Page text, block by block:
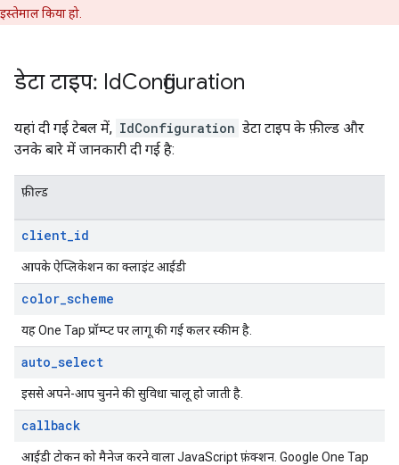
इस्तेमाल किया हो.
डेटा टाइप: IdConfiguration
यहां दी गई टेबल में, IdConfiguration डेटा टाइप के फ़ील्ड और
उनके बारे में जानकारी दी गई है:
फ़ील्ड
client_id
आपके ऐप्लिकेशन का क्लाइंट आईडी
color_scheme
यह One Tap प्रॉम्प्ट पर लागू की गई कलर स्कीम है.
auto_select
इससे अपने-आप चुनने की सुविधा चालू हो जाती है.
callback
आईडी टोकन को मैनेज करने वाला JavaScript फ़ंक्शन. Google One Tap